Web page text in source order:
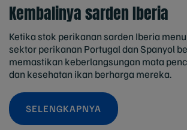
Kembalinya sarden Iberia
Ketika stok perikanan sarden Iberia
sektor perikanan Portugal dan Spanyol
memastikan keberlangsungan mata
dan kesehatan ikan berharga mereka.
SELENGKAPNYA